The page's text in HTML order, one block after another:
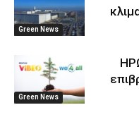
Green News
Green News